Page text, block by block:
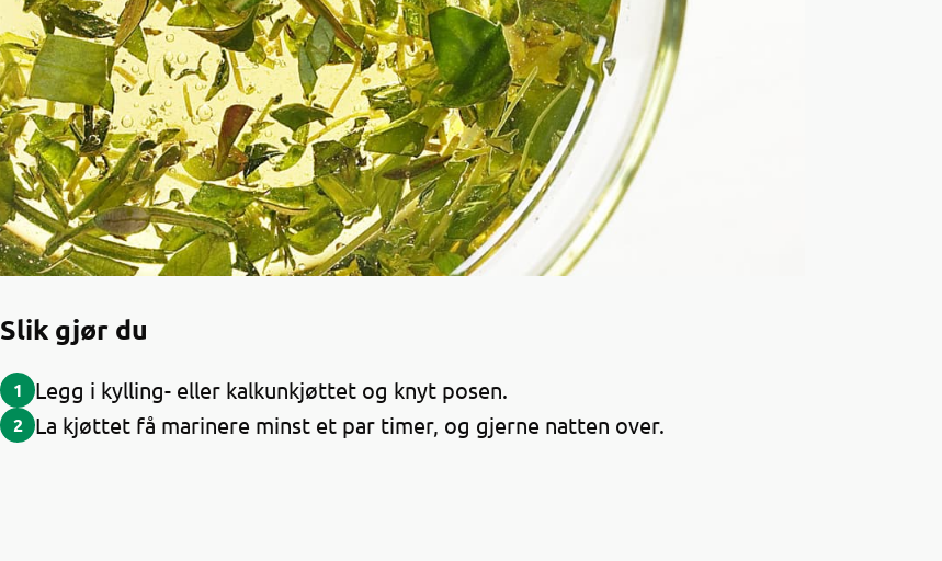
Slik gjør du
1 Legg i kylling- eller kalkunkjøttet og knyt posen.
2 La kjøttet få marinere minst et par timer, og gjerne natten over.